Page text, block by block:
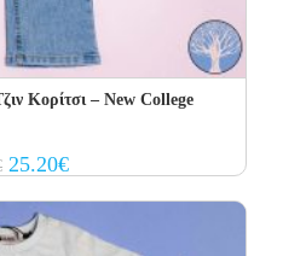
Κορίτσι – New College
Original
price
42.00€.
25.20€Current
price